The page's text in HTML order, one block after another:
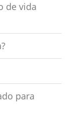
de vida
para